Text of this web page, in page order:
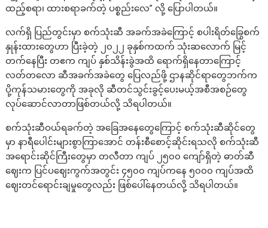
ထည့်စရာ၊ ထားစရာခက်တဲ့ ပစ္စည်းလေ” လို့ ပြောပါတယ်။
လက်ရှိ ပြည်တွင်းမှာ စက်သုံးဆီ အခက်အခဲကြောင့် စပါးရိတ်ခြွေစက်
နှုန်းထားတွေဟာ ပြီးခဲ့တဲ့ ၂၀၂၂ ခုနှစ်ကထက် သုံးဆလောက် မြင့်
တက်နေပြီး တဧက ကျပ် နှစ်သိန်းခွဲအထိ ရောက်ရှိနေတာကြောင့်
လတ်တလော ဆီအခက်အခဲတွေ ပြေလည်ဖို့ ဌာနဆိုင်ရာတွေဘက်က
ပို့ကုန်သမားတွေကို အခုလို ဆီတင်သွင်းခွင့်ပေးမယ့်အစီအစဉ်တွေ
လုပ်ဆောင်လာတာဖြစ်တယ်လို့ သိရပါတယ်။
စက်သုံးဆီဝယ်ရခက်တဲ့ အခြေအနေတွေကြောင့် စက်သုံးဆီဆိုင်တွေ
မှာ နာရီပေါင်းများစွာကြာအောင် တန်းစီစောင့်ဆိုင်းရသလို စက်သုံးဆီ
အရောင်းဆိုင်ကြီးတွေမှာ တလီတာ ကျပ် ၂၅၀၀ ကျော်ရှိတဲ့ ဓာတ်ဆီ
ဈေးက ပြင်ပဈေးကွက်အတွင်း ၄၅၀၀ ကျပ်ကနေ ၅၀၀၀ ကျပ်အထိ
ဈေးတင်ရောင်းချမှုတွေလည်း ဖြစ်ပေါ်နေတယ်လို့ သိရပါတယ်။